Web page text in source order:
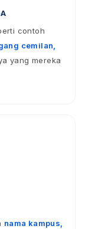
contoh
cemilan,
yang mereka
nama kampus,